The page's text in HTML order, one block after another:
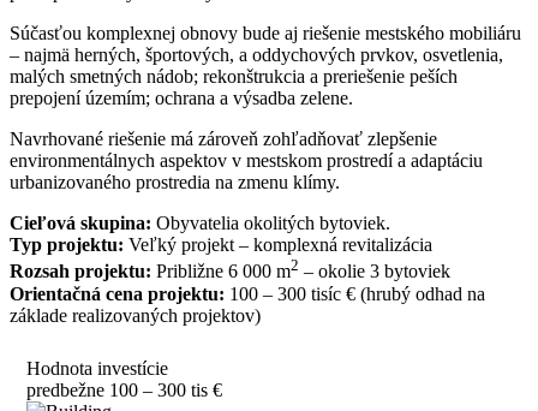
Súčasťou komplexnej obnovy bude aj riešenie mestského mobiliáru
– najmä herných, športových, a oddychových prvkov, osvetlenia,
malých smetných nádob; rekonštrukcia a preriešenie peších
prepojení územím; ochrana a výsadba zelene.
Navrhované riešenie má zároveň zohľadňovať zlepšenie
environmentálnych aspektov v mestskom prostredí a adaptáciu
urbanizovaného prostredia na zmenu klímy.
Cieľová skupina: Obyvatelia okolitých bytoviek.
Typ projektu: Veľký projekt – komplexná revitalizácia
Rozsah projektu: Približne 6 000 m2 – okolie 3 bytoviek
Orientačná cena projektu: 100 – 300 tisíc € (hrubý odhad na
základe realizovaných projektov)
Hodnota investície
predbežne 100 – 300 tis €